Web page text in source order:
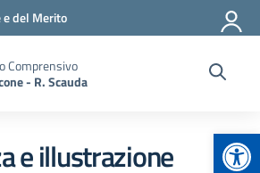
del Merito
Comprensivo
- R. Scauda
e illustrazione